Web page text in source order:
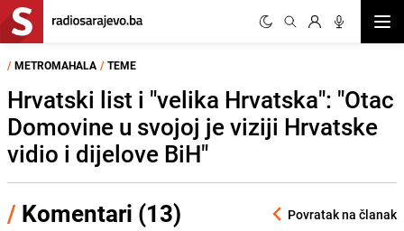
/ METROMAHALA / TEME
Hrvatski list i "velika Hrvatska": "Otac
Domovine u svojoj je viziji Hrvatske
vidio i dijelove BiH"
/ Komentari (13) Povratak na članak